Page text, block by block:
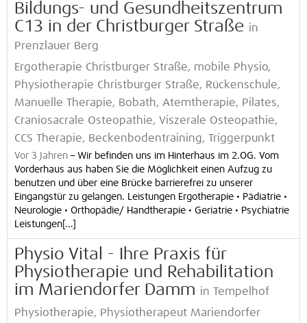
Bildungs- und Gesundheitszentrum
C13 in der Christburger Straße in
Prenzlauer Berg
Ergotherapie Christburger Straße, mobile Physio,
Physiotherapie Christburger Straße, Rückenschule,
Manuelle Therapie, Bobath, Atemtherapie, Pilates,
Craniosacrale Osteopathie, Viszerale Osteopathie,
CCS Therapie, Beckenbodentraining, Triggerpunkt
Vor 3 Jahren – Wir befinden uns im Hinterhaus im 2.OG. Vom
Vorderhaus aus haben Sie die Möglichkeit einen Aufzug zu
benutzen und über eine Brücke barrierefrei zu unserer
Eingangstür zu gelangen. Leistungen Ergotherapie • Pädiatrie •
Neurologie • Orthopädie/ Handtherapie • Geriatrie • Psychiatrie
Leistungen[...]
Physio Vital - Ihre Praxis für
Physiotherapie und Rehabilitation
im Mariendorfer Damm in Tempelhof
Physiotherapie, Physiotherapeut Mariendorfer